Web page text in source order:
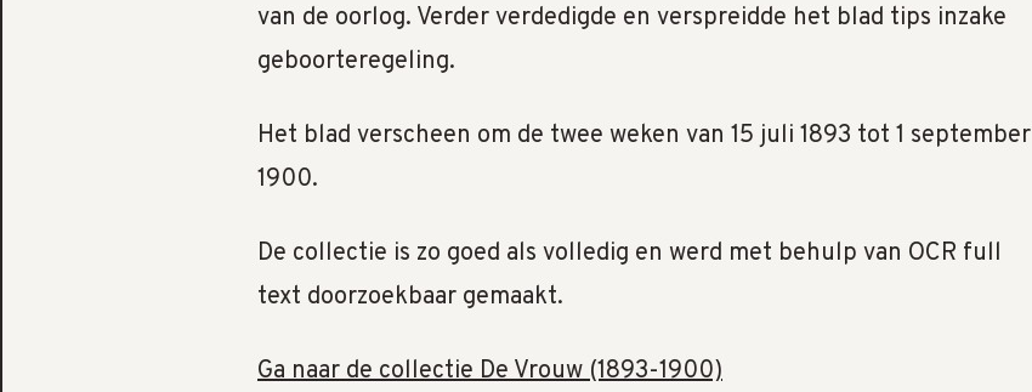
van de oorlog. Verder verdedigde en verspreidde het blad tips inzake
geboorteregeling.
Het blad verscheen om de twee weken van 15 juli 1893 tot 1 september
1900.
De collectie is zo goed als volledig en werd met behulp van OCR full
text doorzoekbaar gemaakt.
Ga naar de collectie De Vrouw (1893-1900)